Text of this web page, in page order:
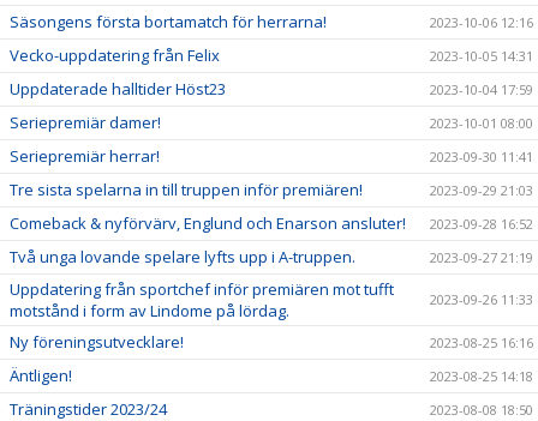
Säsongens första bortamatch för herrarna! 2023-10-06 12:16
Vecko-uppdatering från Felix 2023-10-05 14:31
Uppdaterade halltider Höst23 2023-10-04 17:59
Seriepremiär damer! 2023-10-01 08:00
Seriepremiär herrar! 2023-09-30 11:41
Tre sista spelarna in till truppen inför premiären! 2023-09-29 21:03
Comeback & nyförvärv, Englund och Enarson ansluter! 2023-09-28 16:52
Två unga lovande spelare lyfts upp i A-truppen. 2023-09-27 21:19
Uppdatering från sportchef inför premiären mot tufft
motstånd i form av Lindome på lördag.
2023-09-26 11:33
Ny föreningsutvecklare! 2023-08-25 16:16
Äntligen! 2023-08-25 14:18
Träningstider 2023/24 2023-08-08 18:50